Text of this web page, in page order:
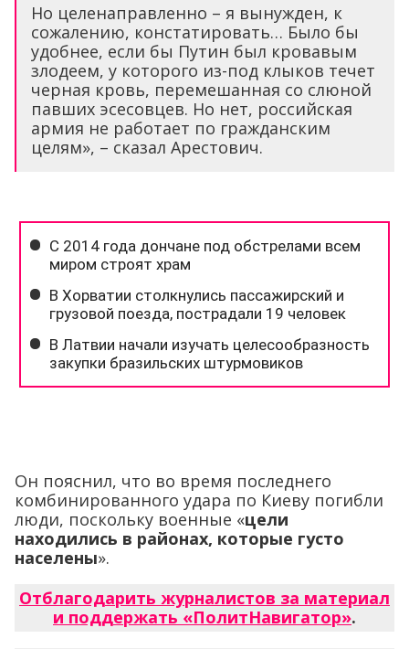
Но целенаправленно – я вынужден, к
сожалению, констатировать… Было бы
удобнее, если бы Путин был кровавым
злодеем, у которого из-под клыков течет
черная кровь, перемешанная со слюной
павших эсесовцев. Но нет, российская
армия не работает по гражданским
целям», – сказал Арестович.
Он пояснил, что во время последнего
комбинированного удара по Киеву погибли
люди, поскольку военные «цели
находились в районах, которые густо
населены».
Отблагодарить журналистов за материал
и поддержать «ПолитНавигатор».